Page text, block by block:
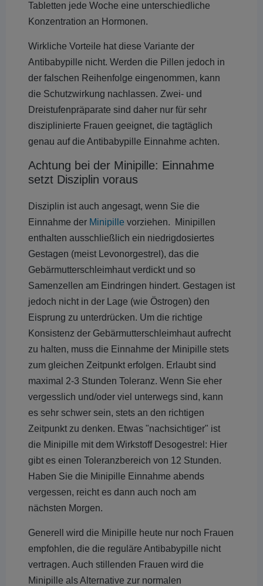
Tabletten jede Woche eine unterschiedliche
Konzentration an Hormonen.
Wirkliche Vorteile hat diese Variante der
Antibabypille nicht. Werden die Pillen jedoch in
der falschen Reihenfolge eingenommen, kann
die Schutzwirkung nachlassen. Zwei- und
Dreistufenpräparate sind daher nur für sehr
disziplinierte Frauen geeignet, die tagtäglich
genau auf die Antibabypille Einnahme achten.
Achtung bei der Minipille: Einnahme
setzt Disziplin voraus
Disziplin ist auch angesagt, wenn Sie die
Einnahme der Minipille vorziehen. Minipillen
enthalten ausschließlich ein niedrigdosiertes
Gestagen (meist Levonorgestrel), das die
Gebärmutterschleimhaut verdickt und so
Samenzellen am Eindringen hindert. Gestagen ist
jedoch nicht in der Lage (wie Östrogen) den
Eisprung zu unterdrücken. Um die richtige
Konsistenz der Gebärmutterschleimhaut aufrecht
zu halten, muss die Einnahme der Minipille stets
zum gleichen Zeitpunkt erfolgen. Erlaubt sind
maximal 2-3 Stunden Toleranz. Wenn Sie eher
vergesslich und/oder viel unterwegs sind, kann
es sehr schwer sein, stets an den richtigen
Zeitpunkt zu denken. Etwas "nachsichtiger" ist
die Minipille mit dem Wirkstoff Desogestrel: Hier
gibt es einen Toleranzbereich von 12 Stunden.
Haben Sie die Minipille Einnahme abends
vergessen, reicht es dann auch noch am
nächsten Morgen.
Generell wird die Minipille heute nur noch Frauen
empfohlen, die die reguläre Antibabypille nicht
vertragen. Auch stillenden Frauen wird die
Minipille als Alternative zur normalen